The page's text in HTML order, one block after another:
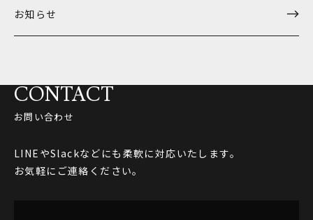
お知らせ
CONTACT
お問い合わせ
LINEやSlackなどにも柔軟に対応いたします。
お気軽にご連絡ください。